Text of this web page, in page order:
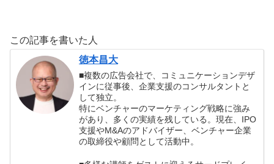
この記事を書いた人
徳本昌大
■複数の広告会社で、コミュニケーションデザ
インに従事後、企業支援のコンサルタントと
して独立。
特にベンチャーのマーケティング戦略に強み
があり、多くの実績を残している。現在、IPO
支援やM&Aのアドバイザー、ベンチャー企業
の取締役や顧問として活動中。